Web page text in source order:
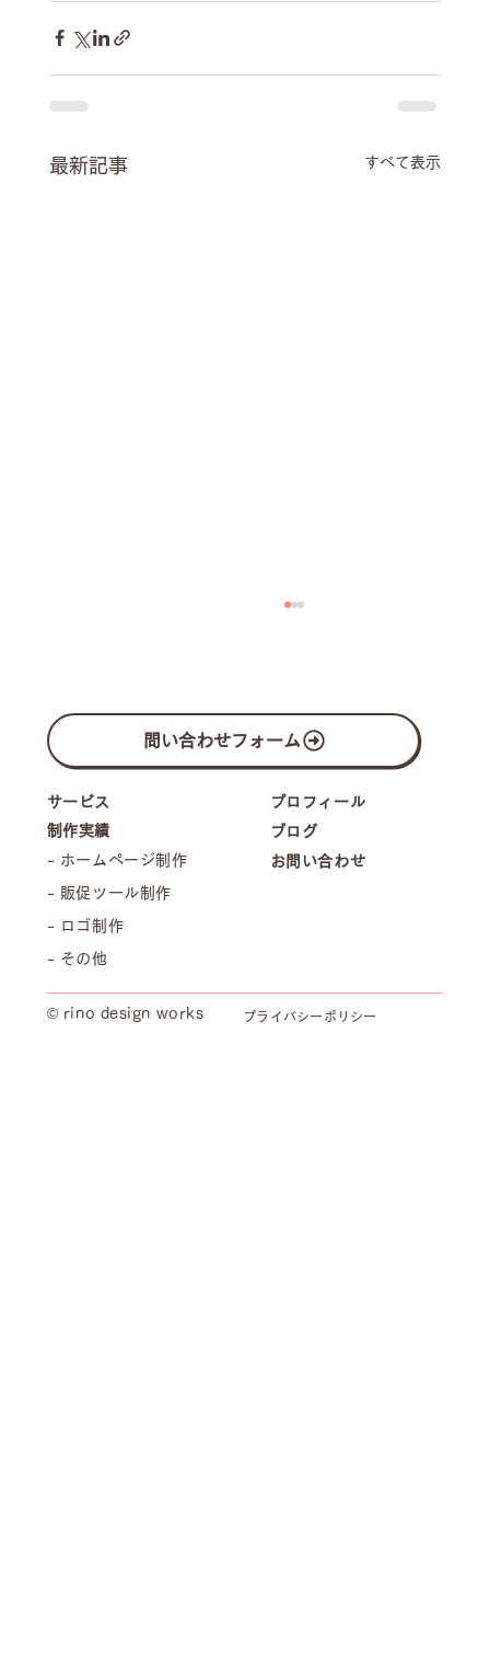
最新記事 すべて表示
Wix Studioテンプレート販売開始しまし
た！
問い合わせフォーム
© rino design works
サービス
制作実績
- ホームページ制作
- 販促ツール制作
- ロゴ制作
- その他
プロフィール
ブログ
お問い合わせ
プライバシーポリシー